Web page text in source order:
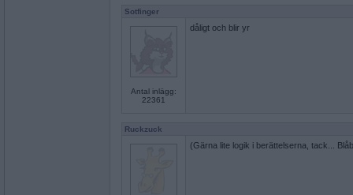
Sotfinger
Antal inlägg:
22361
dåligt och blir yr
Ruckzuck
(Gärna lite logik i berättelserna, tack...